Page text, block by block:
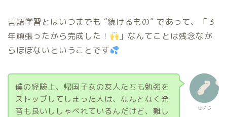
言語学習とはいつまでも “続けるもの” であって、「３
年頑張ったから完成した！
」なんてことは残念なが
らほぼないということです
せいじ
僕の経験上、帰国子女の友人たちも勉強を
ストップしてしまった人は、なんとなく発
音も良いししゃべれているんだけど、難し